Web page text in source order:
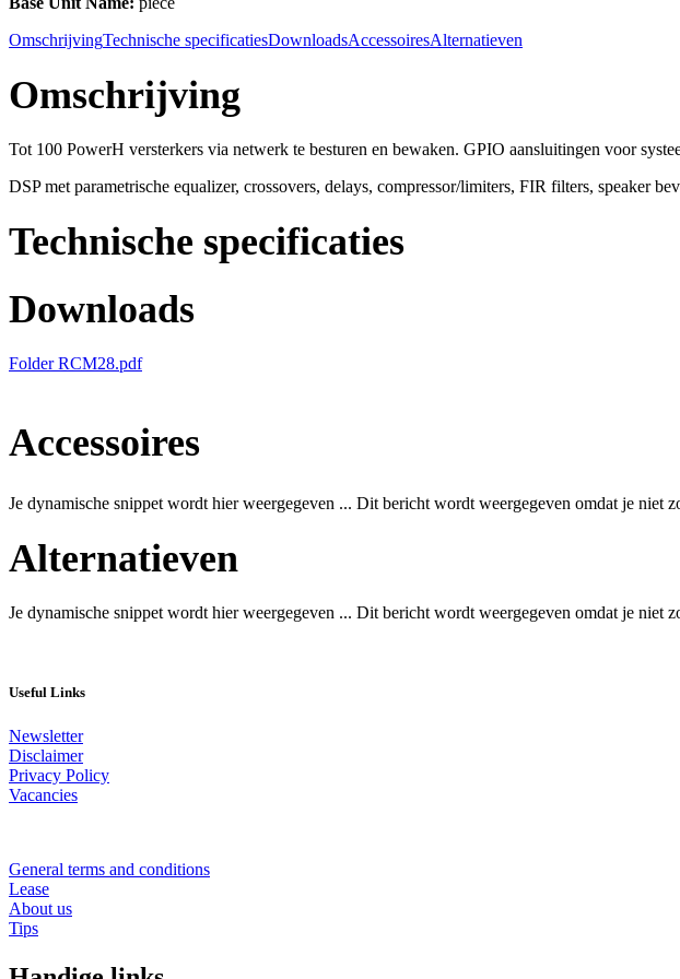
OmschrijvingTechnische specificatiesDownloadsAccessoiresAlternatieven
Omschrijving
Tot 100 PowerH versterkers via netwerk te besturen en bewaken. GPIO aansluitingen voor
DSP met parametrische equalizer, crossovers, delays, compressor/limiters, FIR filters, speaker
Technische specificaties
Downloads
Folder RCM28.pdf
Accessoires
Je dynamische snippet wordt hier weergegeven ... Dit bericht wordt weergegeven omdat je niet
Alternatieven
Je dynamische snippet wordt hier weergegeven ... Dit bericht wordt weergegeven omdat je niet
​Useful Links
Newsletter
Disclaimer
Privacy Policy
Vacancies
General terms and conditions
Lease
About us
Tips